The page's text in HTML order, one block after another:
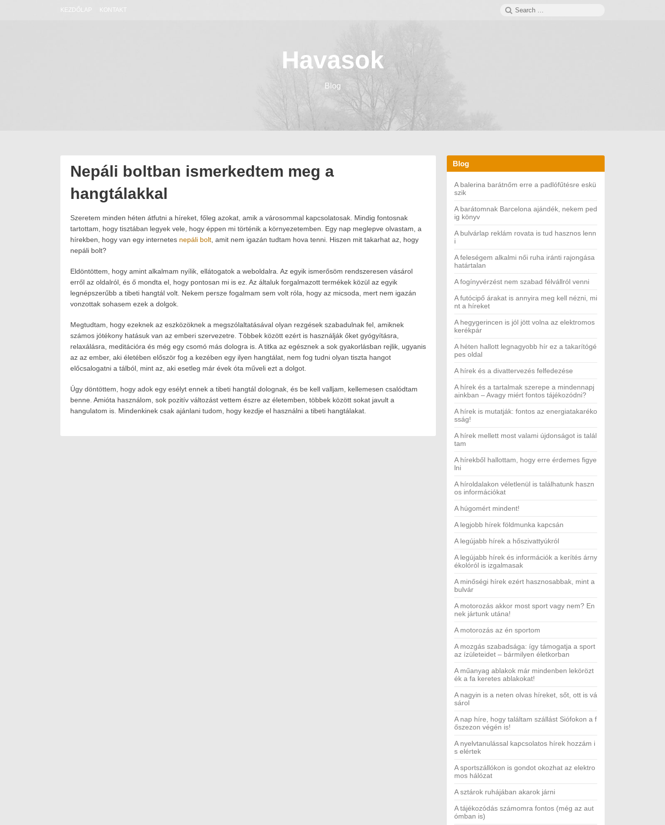
KEZDŐLAP KONTAKT
Search
Havasok
Blog
Nepáli boltban ismerkedtem meg a
hangtálakkal
Posted
on:
2020.07.22. 2020.07.16.
Author:
Havasokka
Szeretem minden héten átfutni a híreket, főleg azokat, amik a városommal kapcsolatosak. Mindig fontosnak
tartottam, hogy tisztában legyek vele, hogy éppen mi történik a környezetemben. Egy nap meglepve olvastam, a
hírekben, hogy van egy internetes nepáli bolt , amit nem igazán tudtam hova tenni. Hiszen mit takarhat az, hogy
nepáli bolt?
Eldöntöttem, hogy amint alkalmam nyílik, ellátogatok a weboldalra. Az egyik ismerősöm rendszeresen vásárol
erről az oldalról, és ő mondta el, hogy pontosan mi is ez. Az általuk forgalmazott termékek közül az egyik
legnépszerűbb a tibeti hangtál volt. Nekem persze fogalmam sem volt róla, hogy az micsoda, mert nem igazán
vonzottak sohasem ezek a dolgok.
Megtudtam, hogy ezeknek az eszközöknek a megszólaltatásával olyan rezgések szabadulnak fel, amiknek
számos jótékony hatásuk van az emberi szervezetre. Többek között ezért is használják őket gyógyításra,
relaxálásra, meditációra és még egy csomó más dologra is. A titka az egésznek a sok gyakorlásban rejlik, ugyanis
az az ember, aki életében először fog a kezében egy ilyen hangtálat, nem fog tudni olyan tiszta hangot
előcsalogatni a tálból, mint az, aki esetleg már évek óta műveli ezt a dolgot.
Úgy döntöttem, hogy adok egy esélyt ennek a tibeti hangtál dolognak, és be kell valljam, kellemesen csalódtam
benne. Amióta használom, sok pozitív változást vettem észre az életemben, többek között sokat javult a
hangulatom is. Mindenkinek csak ajánlani tudom, hogy kezdje el használni a tibeti hangtálakat.
Blog
A balerina barátnőm erre a padlófűtésre eskü
szik
A barátomnak Barcelona ajándék, nekem ped
ig könyv
A bulvárlap reklám rovata is tud hasznos lenn
i
A feleségem alkalmi női ruha iránti rajongása
határtalan
A fogínyvérzést nem szabad félvállról venni
A futócipő árakat is annyira meg kell nézni, mi
nt a híreket
A hegygerincen is jól jött volna az elektromos
kerékpár
A héten hallott legnagyobb hír ez a takarítógé
pes oldal
A hírek és a divattervezés felfedezése
A hírek és a tartalmak szerepe a mindennapj
ainkban – Avagy miért fontos tájékozódni?
A hírek is mutatják: fontos az energiatakaréko
sság!
A hírek mellett most valami újdonságot is talál
tam
A hírekből hallottam, hogy erre érdemes figye
lni
A híroldalakon véletlenül is találhatunk haszn
os információkat
A húgomért mindent!
A legjobb hírek földmunka kapcsán
A legújabb hírek a hőszivattyúkról
A legújabb hírek és információk a kerítés árny
ékolóról is izgalmasak
A minőségi hírek ezért hasznosabbak, mint a
bulvár
A motorozás akkor most sport vagy nem? En
nek jártunk utána!
A motorozás az én sportom
A mozgás szabadsága: így támogatja a sport
az ízületeidet – bármilyen életkorban
A műanyag ablakok már mindenben lekörözt
ék a fa keretes ablakokat!
A nagyin is a neten olvas híreket, sőt, ott is vá
sárol
A nap híre, hogy találtam szállást Siófokon a f
őszezon végén is!
A nyelvtanulással kapcsolatos hírek hozzám i
s elértek
A sportszállókon is gondot okozhat az elektro
mos hálózat
A sztárok ruhájában akarok járni
A tájékozódás számomra fontos (még az aut
ómban is)